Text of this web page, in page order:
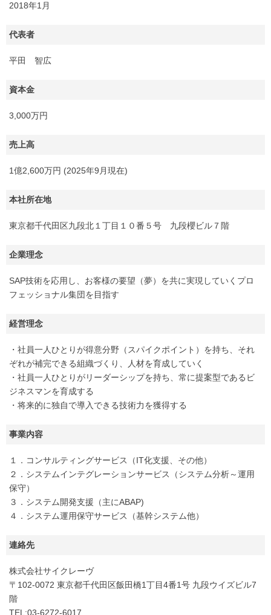
2018年1月
代表者
平田 智広
資本金
3,000万円
売上高
1億2,600万円 (2025年9月現在)
本社所在地
東京都千代田区九段北１丁目１０番５号 九段櫻ビル７階
企業理念
SAP技術を応用し、お客様の要望（夢）を共に実現していくプロ
フェッショナル集団を目指す
経営理念
・社員一人ひとりが得意分野（スパイクポイント）を持ち、それ
ぞれが補完できる組織づくり、人材を育成していく
・社員一人ひとりがリーダーシップを持ち、常に提案型であるビ
ジネスマンを育成する
・将来的に独自で導入できる技術力を獲得する
事業内容
１．コンサルティングサービス（IT化支援、その他）
２．システムインテグレーションサービス（システム分析～運用
保守）
３．システム開発支援（主にABAP)
４．システム運用保守サービス（基幹システム他）
連絡先
株式会社サイクレーヴ
〒102-0072 東京都千代田区飯田橋1丁目4番1号 九段ウイズビル7
階
TEL:03-6272-6017